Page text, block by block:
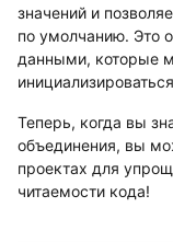
значений и
по умолчанию. Это
данными, которые
Теперь, когда вы
объединения, вы
проектах для
читаемости кода!